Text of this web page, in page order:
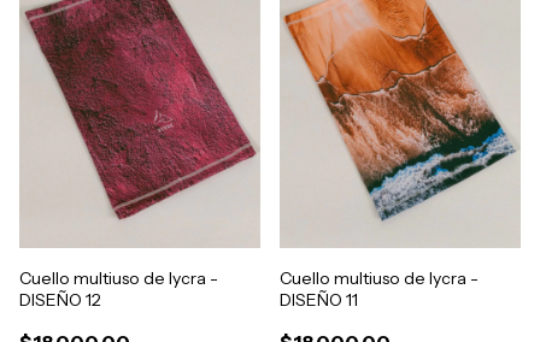
Cuello multiuso de lycra -
DISEÑO 12
Cuello multiuso de lycra -
DISEÑO 11